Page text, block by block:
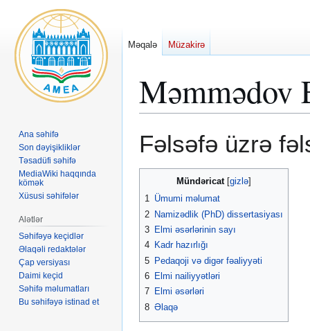
Məmmədov
keç
keç
Fəlsəfə üzrə
Mündəricat
1 Ümumi məlumat
2 Namizədlik (PhD) dissertasiyası
3 Elmi əsərlərinin sayı
4 Kadr hazırlığı
5 Pedaqoji və digər fəaliyyəti
6 Elmi nailiyyətləri
7 Elmi əsərləri
8 Əlaqə
Məqalə Müzakirə
Ana səhifə
Son dəyişikliklər
Təsadüfi səhifə
MediaWiki haqqında
kömək
Xüsusi səhifələr
Alətlər
Səhifəyə keçidlər
Əlaqəli redaktələr
Çap versiyası
Daimi keçid
Səhifə məlumatları
Bu səhifəyə istinad et